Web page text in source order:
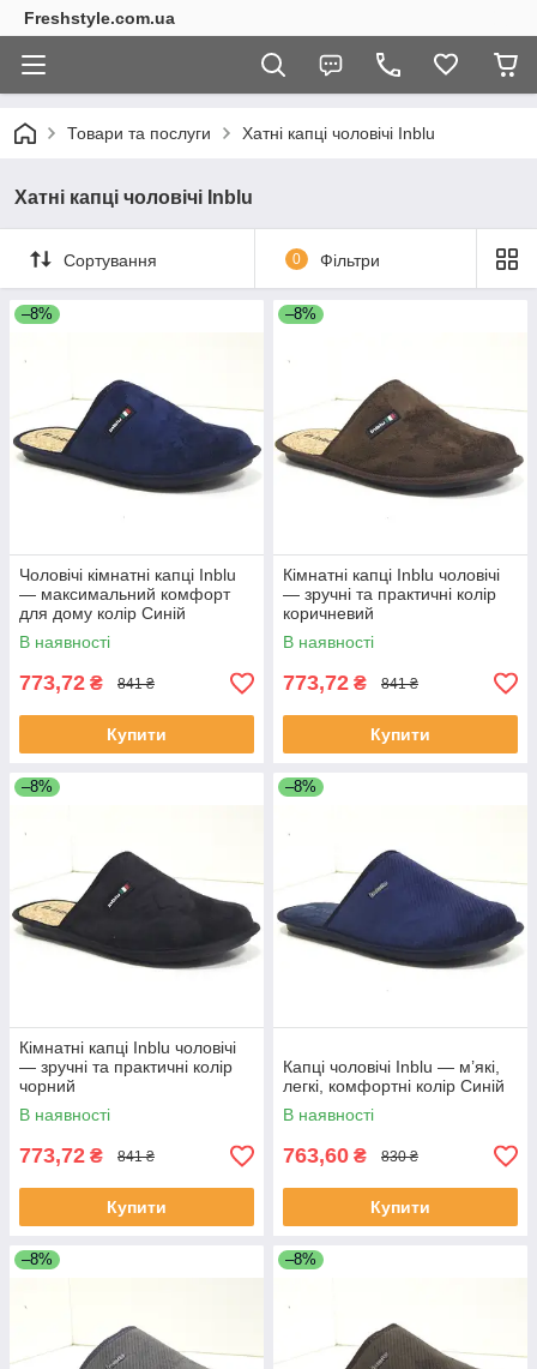
Freshstyle.com.ua
Товари та послуги Хатні капці чоловічі Inblu
Хатні капці чоловічі Inblu
Сортування 0 Фільтри
–8%
Чоловічі кімнатні капці Inblu
— максимальний комфорт
для дому колір Синій
В наявності
773,72 ₴ 841 ₴
Купити
–8%
Кімнатні капці Inblu чоловічі
— зручні та практичні колір
коричневий
В наявності
773,72 ₴ 841 ₴
Купити
–8%
Кімнатні капці Inblu чоловічі
— зручні та практичні колір
чорний
В наявності
773,72 ₴ 841 ₴
Купити
–8%
Капці чоловічі Inblu — м’які,
легкі, комфортні колір Синій
В наявності
763,60 ₴ 830 ₴
Купити
–8% –8%